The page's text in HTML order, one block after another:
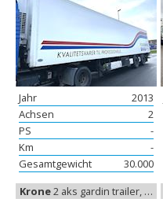
Jahr
2013
Achsen
2
PS
-
Km
-
Gesamtgewicht
30.000
Krone2 aks gardin trailer, Gardine